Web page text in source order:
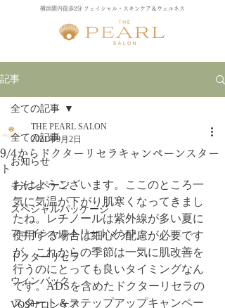
横浜関内徒歩2分 フェイシャル・スキンケア＆ウェルネス
記事
全ての記事
お知らせ
キャンペーン
スペシャルパッケージ
フェイシャルトリートメント
ドクターリセラ
ウィンバック
VOSサロンケア
全ての記事
9/4からドクターリセラキャンペーンスター
ト
THE PEARL SALON
2021年9月2日
おはようございます。ここのところ一
気に気温が下がり肌寒くなってきまし
たね。レチノールは紫外線が多い夏に
使用する場合は細心の配慮が必要です
が、これからの季節は一気に肌改善を
行うのにとっても良いタイミングなん
です。ADSを含めたドクターリセラの
スタート＆ステップアップキャンペー